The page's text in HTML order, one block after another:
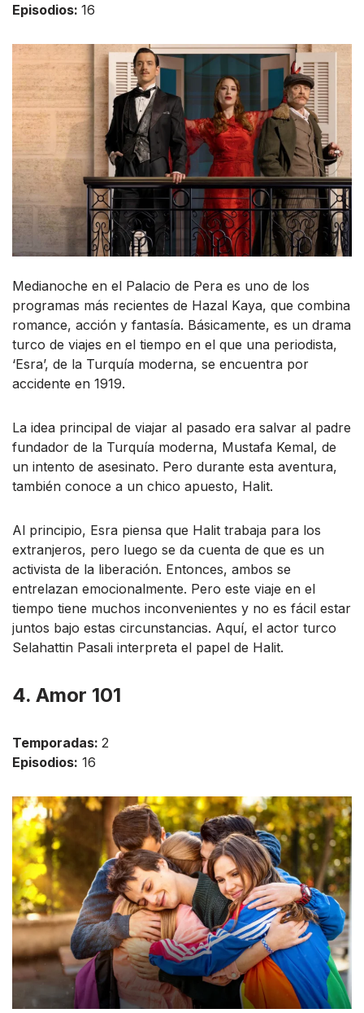
Episodios: 16
Medianoche en el Palacio de Pera es uno de los
programas más recientes de Hazal Kaya, que combina
romance, acción y fantasía. Básicamente, es un drama
turco de viajes en el tiempo en el que una periodista,
‘Esra’, de la Turquía moderna, se encuentra por
accidente en 1919.
La idea principal de viajar al pasado era salvar al padre
fundador de la Turquía moderna, Mustafa Kemal, de
un intento de asesinato. Pero durante esta aventura,
también conoce a un chico apuesto, Halit.
Al principio, Esra piensa que Halit trabaja para los
extranjeros, pero luego se da cuenta de que es un
activista de la liberación. Entonces, ambos se
entrelazan emocionalmente. Pero este viaje en el
tiempo tiene muchos inconvenientes y no es fácil estar
juntos bajo estas circunstancias. Aquí, el actor turco
Selahattin Pasali interpreta el papel de Halit.
4. Amor 101
Temporadas: 2
Episodios: 16